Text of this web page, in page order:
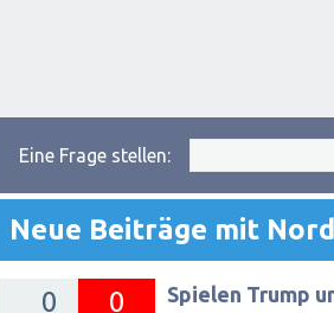
Eine Frage stellen:
Neue Beiträge mit
0 0 Spielen Trump